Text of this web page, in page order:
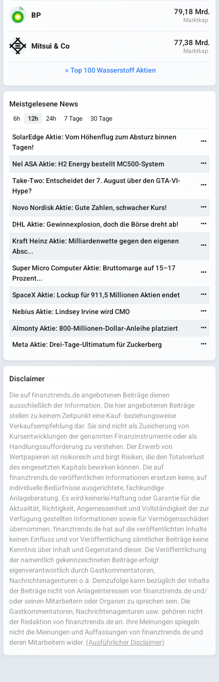
BP 79,18 Mrd.
Marktkap.
Mitsui & Co 77,38 Mrd.
Marktkap.
Top 100 Wasserstoff Aktien
Meistgelesene News
6h 12h 24h 7 Tage 30 Tage
SolarEdge Aktie: Vom Höhenflug zum Absturz binnen
Tagen!
Nel ASA Aktie: H2 Energy bestellt MC500-System
Take-Two: Entscheidet der 7. August über den GTA-VI-
Hype?
Novo Nordisk Aktie: Gute Zahlen, schwacher Kurs!
DHL Aktie: Gewinnexplosion, doch die Börse dreht ab!
Kraft Heinz Aktie: Milliardenwette gegen den eigenen
Absc...
Super Micro Computer Aktie: Bruttomarge auf 15–17
Prozent...
SpaceX Aktie: Lockup für 911,5 Millionen Aktien endet
Nebius Aktie: Lindsey Irvine wird CMO
Almonty Aktie: 800-Millionen-Dollar-Anleihe platziert
Meta Aktie: Drei-Tage-Ultimatum für Zuckerberg
Disclaimer
Die auf finanztrends.de angebotenen Beiträge dienen
ausschließlich der Information. Die hier angebotenen Beiträge
stellen zu keinem Zeitpunkt eine Kauf- beziehungsweise
Verkaufsempfehlung dar. Sie sind nicht als Zusicherung von
Kursentwicklungen der genannten Finanzinstrumente oder als
Handlungsaufforderung zu verstehen. Der Erwerb von
Wertpapieren ist risikoreich und birgt Risiken, die den Totalverlust
des eingesetzten Kapitals bewirken können. Die auf
finanztrends.de veröffentlichen Informationen ersetzen keine, auf
individuelle Bedürfnisse ausgerichtete, fachkundige
Anlageberatung. Es wird keinerlei Haftung oder Garantie für die
Aktualität, Richtigkeit, Angemessenheit und Vollständigkeit der zur
Verfügung gestellten Informationen sowie für Vermögensschäden
übernommen. finanztrends.de hat auf die veröffentlichten Inhalte
keinen Einfluss und vor Veröffentlichung sämtlicher Beiträge keine
Kenntnis über Inhalt und Gegenstand dieser. Die Veröffentlichung
der namentlich gekennzeichneten Beiträge erfolgt
eigenverantwortlich durch Gastkommentatoren,
Nachrichtenagenturen o.ä. Demzufolge kann bezüglich der Inhalte
der Beiträge nicht von Anlageinteressen von finanztrends.de und/
oder seinen Mitarbeitern oder Organen zu sprechen sein. Die
Gastkommentatoren, Nachrichtenagenturen usw. gehören nicht
der Redaktion von finanztrends.de an. Ihre Meinungen spiegeln
nicht die Meinungen und Auffassungen von finanztrends.de und
deren Mitarbeitern wider. (Ausführlicher Disclaimer)